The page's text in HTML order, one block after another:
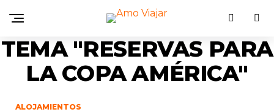
TEMA "RESERVAS PARA
LA COPA AMÉRICA"
ALOJAMIENTOS